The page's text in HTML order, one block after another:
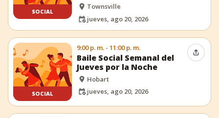
SOCIAL
Townsville
jueves, ago 20, 2026
SOCIAL
9:00 p. m. - 11:00 p. m.
Baile Social Semanal del
Jueves por la Noche
Hobart
jueves, ago 20, 2026